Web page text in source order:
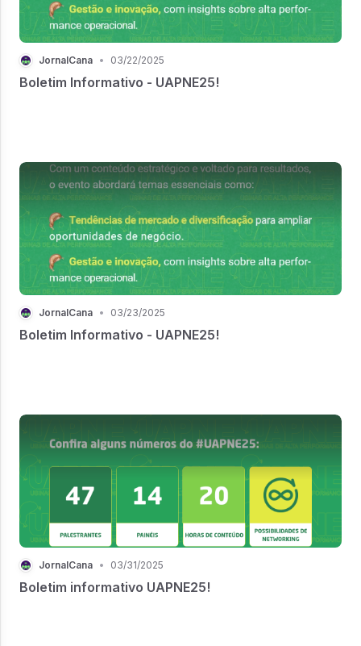
JornalCana • 03/22/2025
Boletim Informativo - UAPNE25!
JornalCana • 03/23/2025
Boletim Informativo - UAPNE25!
JornalCana • 03/31/2025
Boletim informativo UAPNE25!